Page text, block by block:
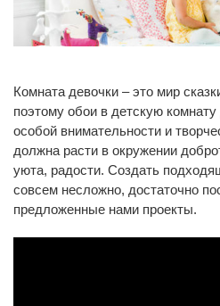
Комната девочки – это мир
поэтому обои в детскую
особой внимательности и
должна расти в окружении
уюта, радости. Создать
совсем несложно, достаточно
предложенные нами проекты.